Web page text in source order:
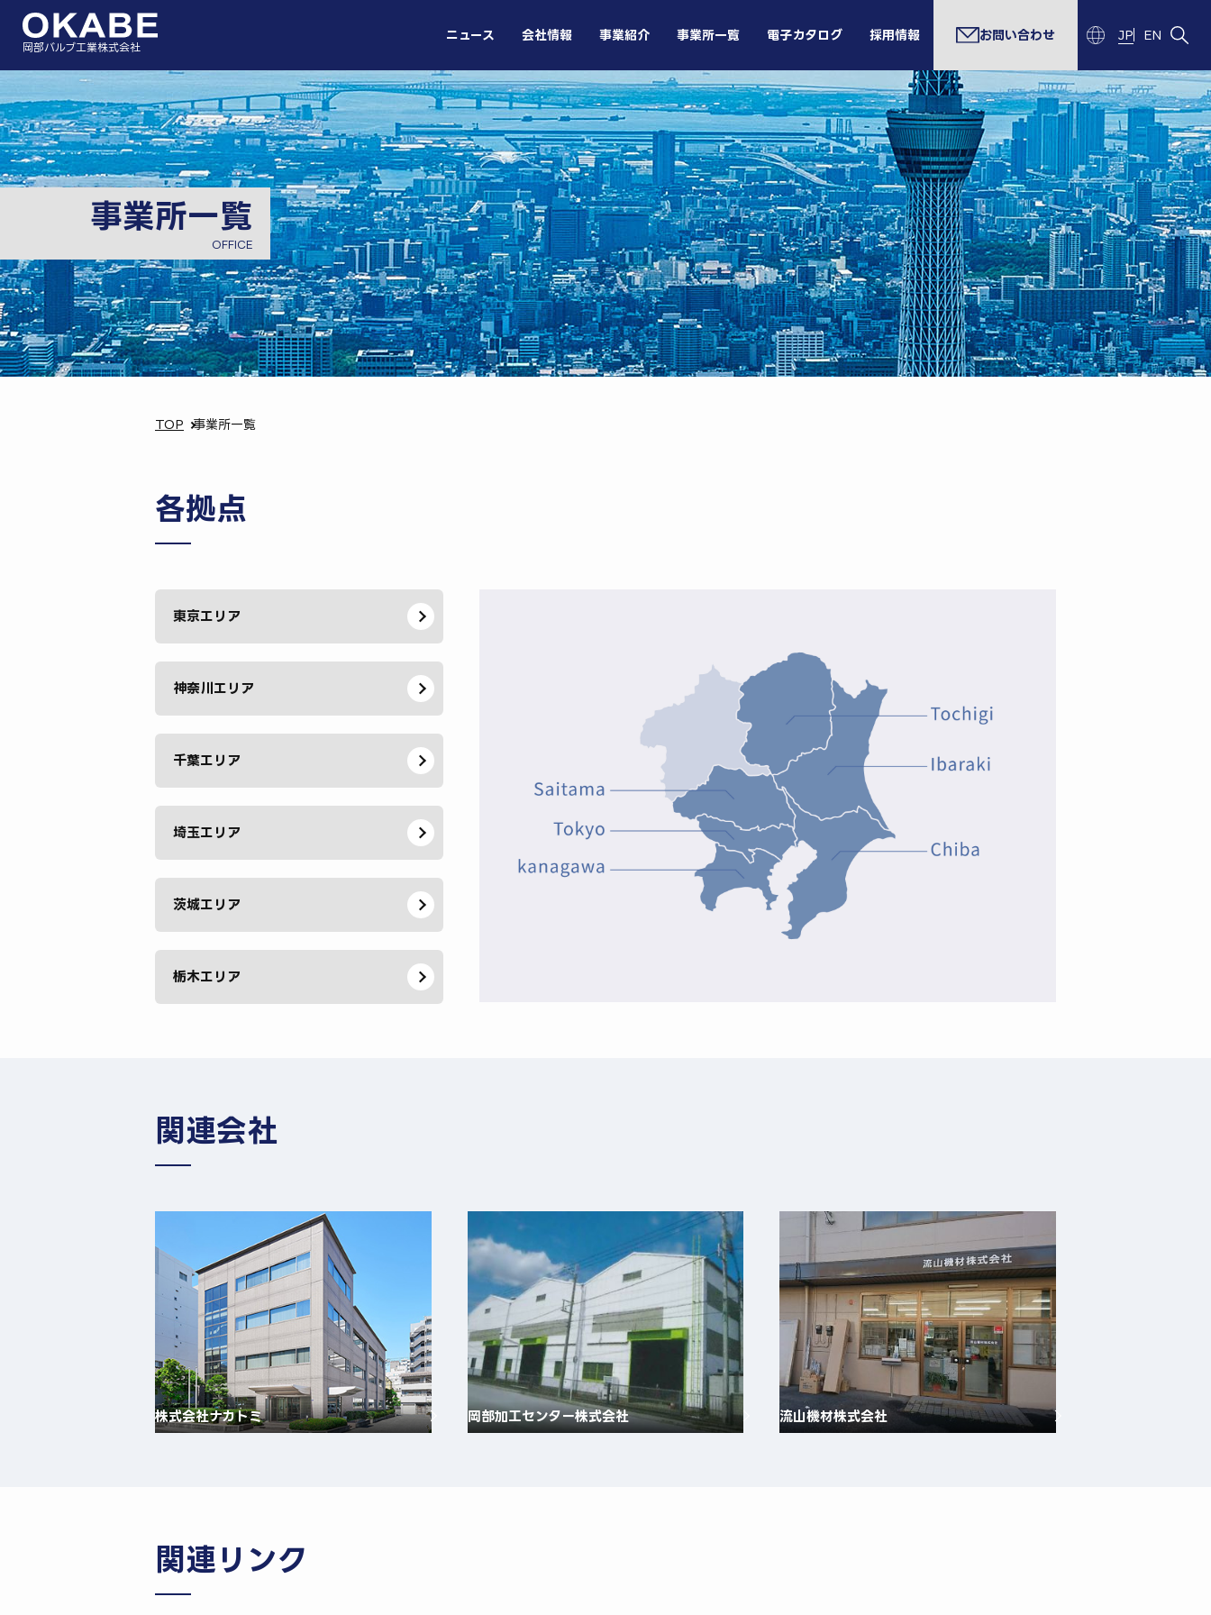
岡部バルブ工業株式会社
ニュース 会社情報 事業紹介 事業所一覧 電子カタログ 採用情報 JP EN
お問い合わせ
事業所一覧
OFFICE
TOP 事業所一覧
各拠点
東京エリア
神奈川エリア
千葉エリア
埼玉エリア
茨城エリア
栃木エリア
関連会社
株式会社ナカトミ 岡部加工センター株式会社 流山機材株式会社
関連リンク